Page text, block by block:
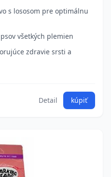
s lososom pre optimálnu
všetkých plemien
zdravie srsti a
Detail kúpiť